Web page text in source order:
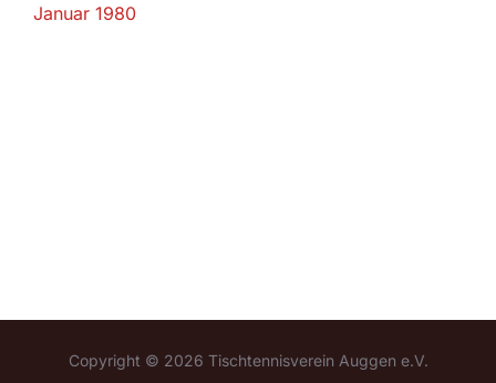
Januar 1980
Copyright © 2026 Tischtennisverein Auggen e.V.